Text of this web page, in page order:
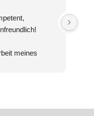
meines
Gefühl,